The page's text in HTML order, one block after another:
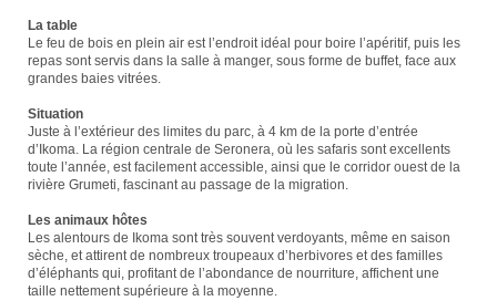
La table
Le feu de bois en plein air est l’endroit idéal pour boire l’apéritif, puis les
repas sont servis dans la salle à manger, sous forme de buffet, face aux
grandes baies vitrées.
Situation
Juste à l’extérieur des limites du parc, à 4 km de la porte d’entrée
d’Ikoma. La région centrale de Seronera, où les safaris sont excellents
toute l’année, est facilement accessible, ainsi que le corridor ouest de la
rivière Grumeti, fascinant au passage de la migration.
Les animaux hôtes
Les alentours de Ikoma sont très souvent verdoyants, même en saison
sèche, et attirent de nombreux troupeaux d’herbivores et des familles
d’éléphants qui, profitant de l’abondance de nourriture, affichent une
taille nettement supérieure à la moyenne.